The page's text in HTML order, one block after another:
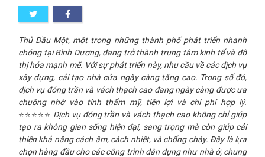
Thủ Dầu Một, một trong những thành phố phát triển nhanh
chóng tại Bình Dương, đang trở thành trung tâm kinh tế và đô
thị hóa mạnh mẽ. Với sự phát triển này, nhu cầu về các dịch vụ
xây dựng, cải tạo nhà cửa ngày càng tăng cao. Trong số đó,
dịch vụ đóng trần và vách thạch cao đang ngày càng được ưa
chuộng nhờ vào tính thẩm mỹ, tiện lợi và chi phí hợp lý.
⭐⭐⭐⭐⭐ Dịch vụ đóng trần và vách thạch cao không chỉ giúp
tạo ra không gian sống hiện đại, sang trọng mà còn giúp cải
thiện khả năng cách âm, cách nhiệt, và chống cháy. Đây là lựa
chọn hàng đầu cho các công trình dân dụng như nhà ở, chung